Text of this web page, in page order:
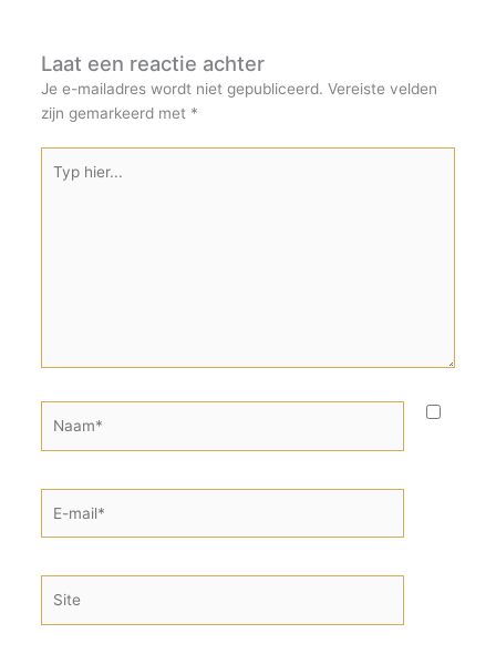
Laat een reactie achter
Je e-mailadres wordt niet gepubliceerd. Vereiste velden
zijn gemarkeerd met *
hier...
mail*